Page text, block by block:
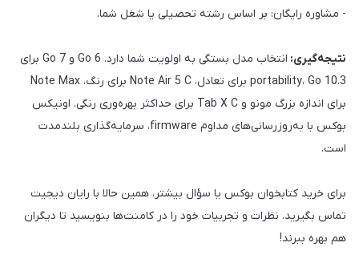
- مشاوره رایگان: بر اساس رشته تحصیلی یا شغل شما.
نتیجه‌گیری:
انتخاب مدل بستگی به اولویت شما دارد. Go 6 و Go 7 برای
portability، Go 10.3 برای تعادل، Note Air 5 C برای رنگ، Note Max
برای اندازه بزرگ مونو و Tab X C برای حداکثر بهره‌وری رنگی. اونیکس
بوکس با به‌روزرسانی‌های مداوم firmware، سرمایه‌گذاری بلندمدت
است.
برای خرید کتابخوان بوکس یا سؤال بیشتر، همین حالا با رایان دیجیت
تماس بگیرید. نظرات و تجربیات خود را در کامنت‌ها بنویسید تا دیگران
هم بهره ببرند!